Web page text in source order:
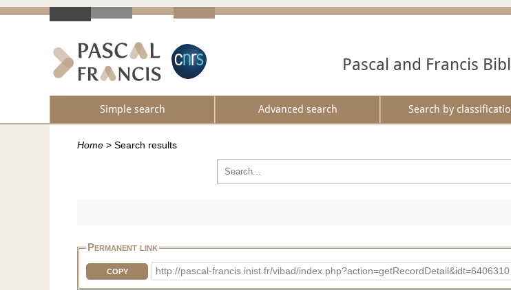
Pascal and Francis
Simple search Advanced search Search by
Home > Search results
Permanent link
COPY http://pascal-francis.inist.fr/vibad/index.php?action=getRecordDetail&idt=6406310